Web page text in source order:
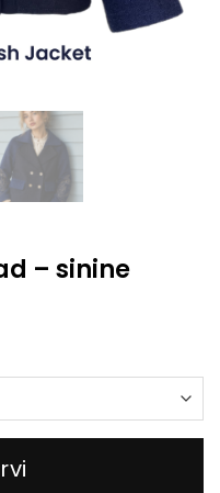
– sinine